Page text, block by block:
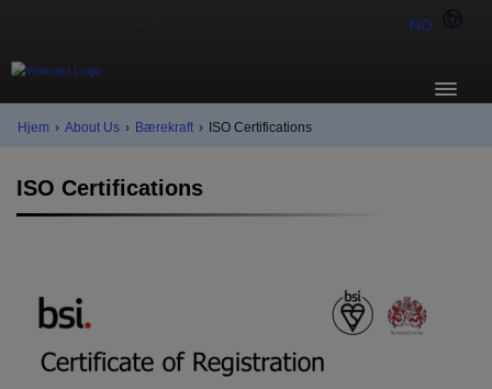
NO
Hjem › About Us › Bærekraft › ISO Certifications
ISO Certifications